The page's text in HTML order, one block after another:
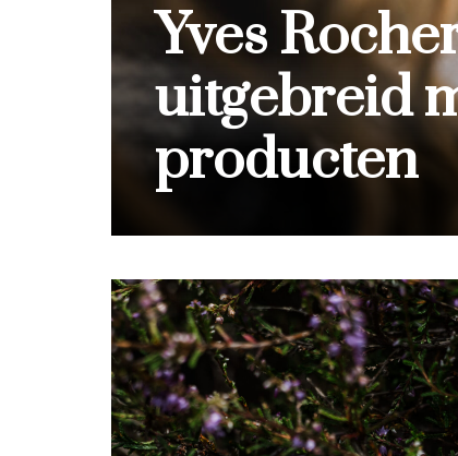
Caudalie
anti-ageing
review